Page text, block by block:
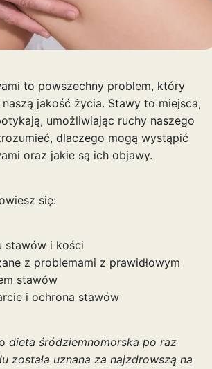
to powszechny problem, który
naszą jakość życia. Stawy to miejsca,
umożliwiając ruchy naszego
dlaczego mogą wystąpić
oraz jakie są ich objawy.
się:
stawów i kości
z problemami z prawidłowym
stawów
i ochrona stawów
dieta śródziemnomorska po raz
została uznana za najzdrowszą na